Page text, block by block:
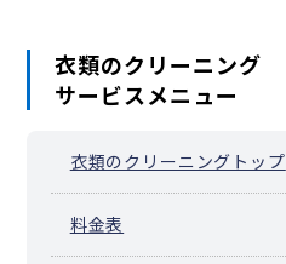
衣類のクリーニング
サービスメニュー
衣類のクリーニングトップ
料金表